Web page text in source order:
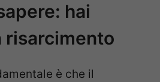
hai
risarcimento
è che il